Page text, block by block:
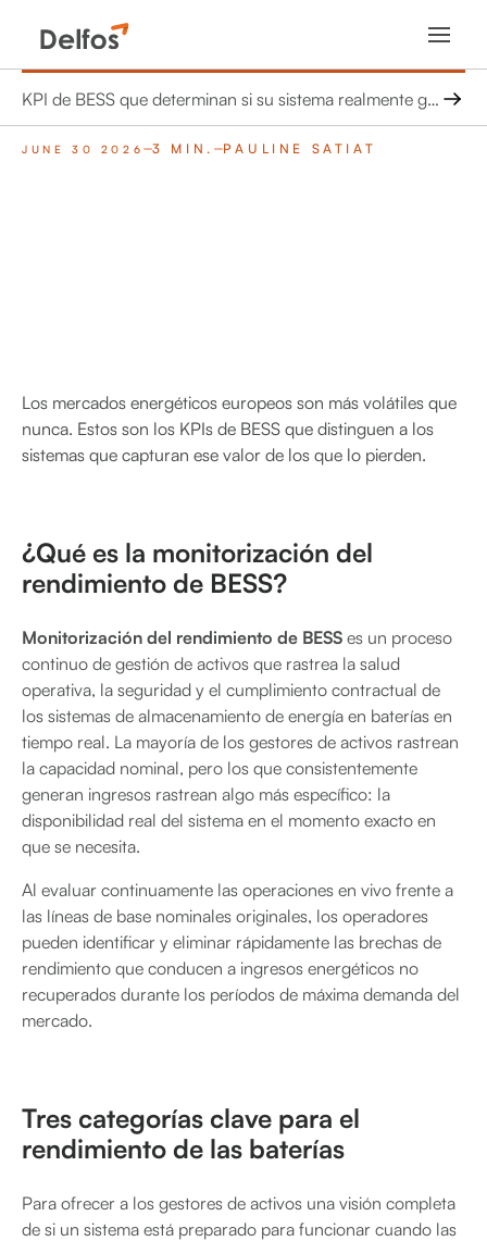
KPI de BESS que determinan si su sistema realmente genera ingresos
JUNE 30 2026 3 MIN. PAULINE SATIAT
Los mercados energéticos europeos son más volátiles que
nunca. Estos son los KPIs de BESS que distinguen a los
sistemas que capturan ese valor de los que lo pierden.
¿Qué es la monitorización del
rendimiento de BESS?
Monitorización del rendimiento de BESS es un proceso
continuo de gestión de activos que rastrea la salud
operativa, la seguridad y el cumplimiento contractual de
los sistemas de almacenamiento de energía en baterías en
tiempo real. La mayoría de los gestores de activos rastrean
la capacidad nominal, pero los que consistentemente
generan ingresos rastrean algo más específico: la
disponibilidad real del sistema en el momento exacto en
que se necesita.
Al evaluar continuamente las operaciones en vivo frente a
las líneas de base nominales originales, los operadores
pueden identificar y eliminar rápidamente las brechas de
rendimiento que conducen a ingresos energéticos no
recuperados durante los períodos de máxima demanda del
mercado.
Tres categorías clave para el
rendimiento de las baterías
Para ofrecer a los gestores de activos una visión completa
de si un sistema está preparado para funcionar cuando las